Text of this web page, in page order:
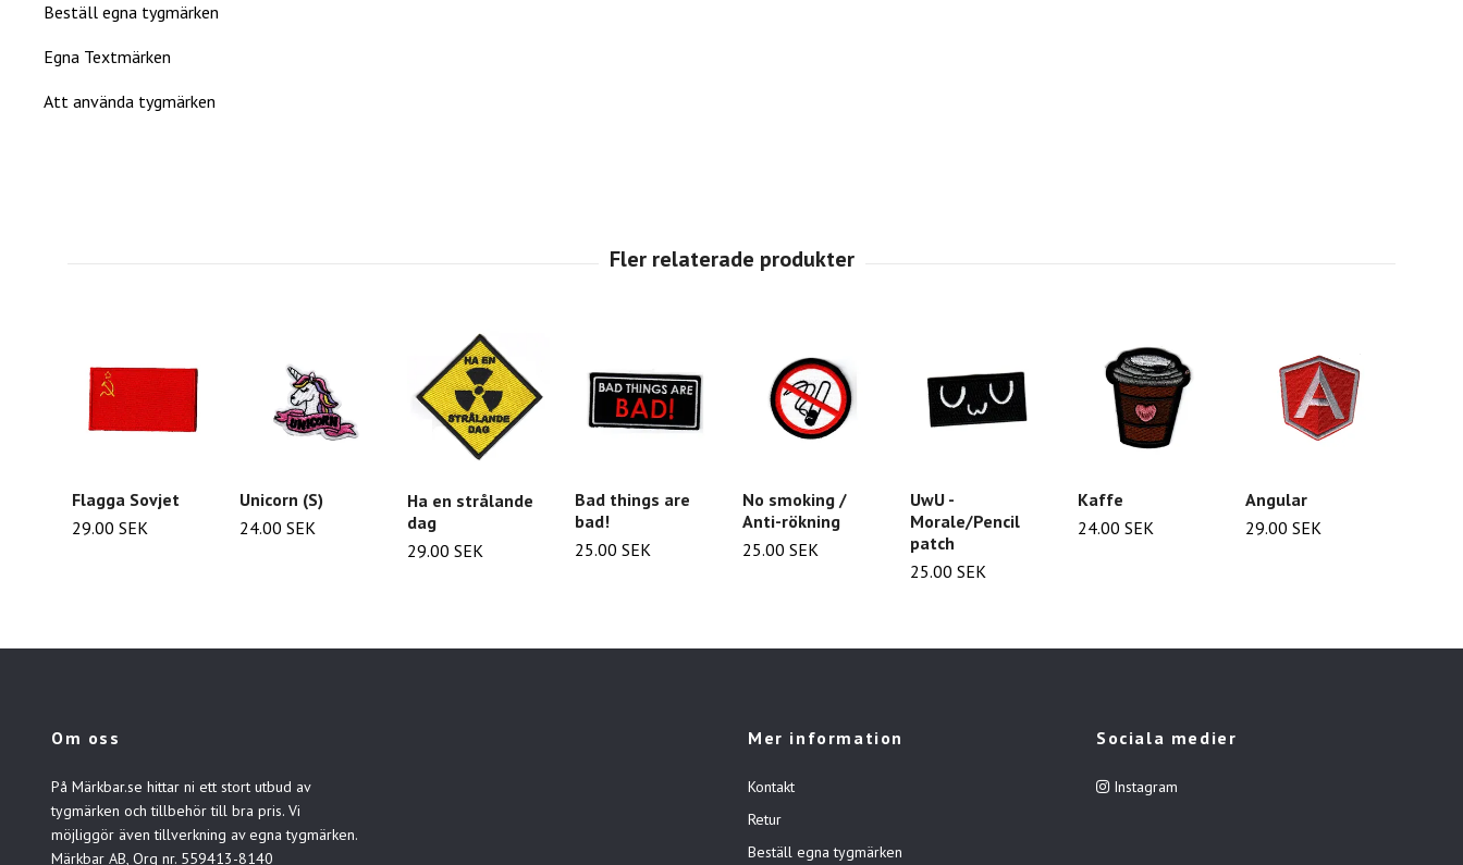
Beställ egna tygmärken
Egna Textmärken
Att använda tygmärken
Flagga Sovjet
29.00 SEK
Unicorn (S)
24.00 SEK
Ha en strålande
dag
29.00 SEK
Bad things are
bad!
25.00 SEK
No smoking /
Anti-rökning
25.00 SEK
UwU -
Morale/Pencil
patch
25.00 SEK
Kaffe
24.00 SEK
Angular
29.00 SEK
Om oss
På Märkbar.se hittar ni ett stort utbud av
tygmärken och tillbehör till bra pris. Vi
möjliggör även tillverkning av egna tygmärken.
Märkbar AB, Org nr. 559413-8140
Mer information
Kontakt
Retur
Beställ egna tygmärken
Sociala medier
Instagram